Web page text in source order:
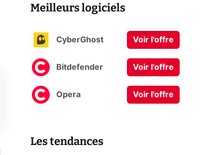
Meilleurs logiciels
CyberGhost Voir l'offre
Bitdefender Voir l'offre
Opera Voir l'offre
Les tendances